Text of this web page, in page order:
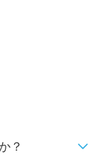
？